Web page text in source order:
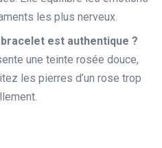
les plus nerveux.
est authentique ?
une teinte rosée douce,
les pierres d’un rose trop